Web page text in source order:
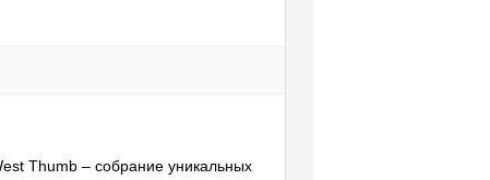
Thumb – собрание уникальных